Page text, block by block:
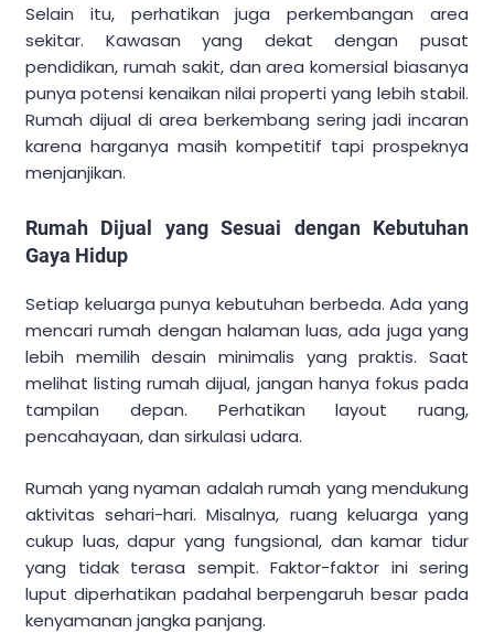
Selain itu, perhatikan juga perkembangan area
sekitar. Kawasan yang dekat dengan pusat
pendidikan, rumah sakit, dan area komersial biasanya
punya potensi kenaikan nilai properti yang lebih stabil.
Rumah dijual di area berkembang sering jadi incaran
karena harganya masih kompetitif tapi prospeknya
menjanjikan.
Rumah Dijual yang Sesuai dengan Kebutuhan
Gaya Hidup
Setiap keluarga punya kebutuhan berbeda. Ada yang
mencari rumah dengan halaman luas, ada juga yang
lebih memilih desain minimalis yang praktis. Saat
melihat listing rumah dijual, jangan hanya fokus pada
tampilan depan. Perhatikan layout ruang,
pencahayaan, dan sirkulasi udara.
Rumah yang nyaman adalah rumah yang mendukung
aktivitas sehari-hari. Misalnya, ruang keluarga yang
cukup luas, dapur yang fungsional, dan kamar tidur
yang tidak terasa sempit. Faktor-faktor ini sering
luput diperhatikan padahal berpengaruh besar pada
kenyamanan jangka panjang.